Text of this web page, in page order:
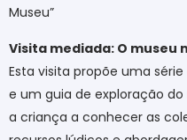
Museu”
Visita mediada: O museu
Esta visita propõe uma
e um guia de exploração
a criança a conhecer as